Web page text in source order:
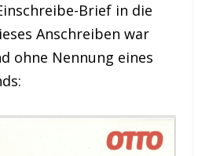
Brief in die
Anschreiben war
ohne Nennung eines